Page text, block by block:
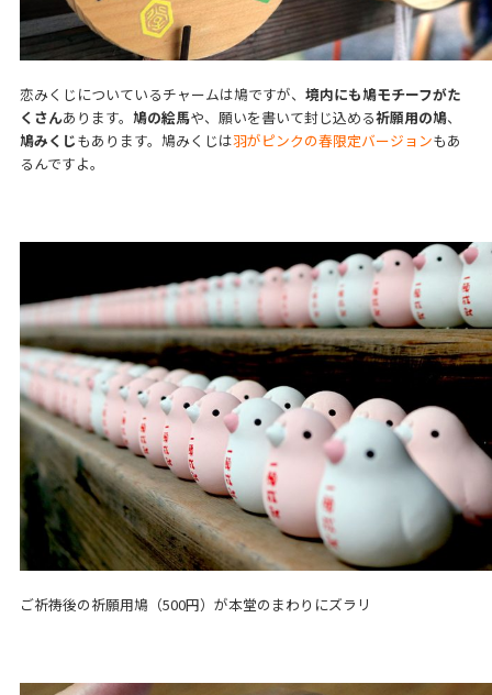
恋みくじについているチャームは鳩ですが、 境内にも鳩モチーフがた
くさんあります。 鳩の絵馬や、願いを書いて封じ込める祈願用の鳩、
鳩みくじもあります。鳩みくじは羽がピンクの春限定バージョンもあ
るんですよ。
ご祈祷後の祈願用鳩（500円）が本堂のまわりにズラリ